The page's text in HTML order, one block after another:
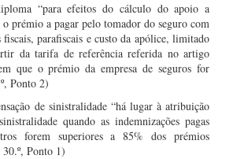
“para efeitos do cálculo do apoio a
prémio a pagar pelo tomador do seguro com
fiscais, parafiscais e custo da apólice, limitado
da tarifa de referência referida no artigo
que o prémio da empresa de seguros for
Ponto 2)
de sinistralidade “há lugar à atribuição
quando as indemnizações pagas
forem superiores a 85% dos prémios
Ponto 1)